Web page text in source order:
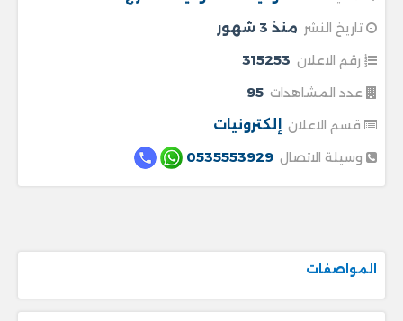
تاريخ النشر منذ 3 شهور
رقم الاعلان 315253
عدد المشاهدات 95
قسم الاعلان إلكترونيات
وسيلة الاتصال 0535553929
المواصفات